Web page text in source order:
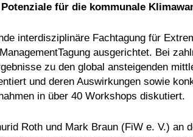
für die kommunale
interdisziplinäre Fachtagung für
ausgerichtet. Bei
zu den global ansteigenden
und deren Auswirkungen sowie
in über 40 Workshops diskutiert.
Roth und Mark Braun (FiW e. V.) an